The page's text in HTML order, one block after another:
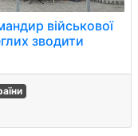
військової
зводити